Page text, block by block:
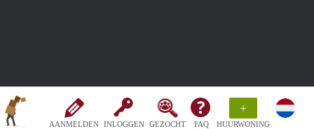
AANMELDEN INLOGGEN GEZOCHT FAQ
+
HUURWONING